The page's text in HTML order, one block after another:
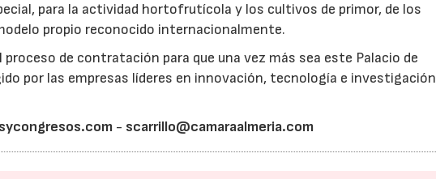
para la actividad hortofrutícola y los cultivos de primor, de los
propio reconocido internacionalmente.
de contratación para que una vez más sea este Palacio de
por las empresas líderes en innovación, tecnología e investigación
- scarrillo@camaraalmeria.com